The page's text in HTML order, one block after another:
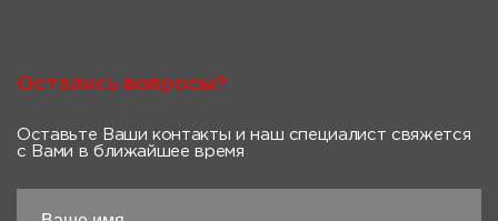
Остались вопросы?
Оставьте Ваши контакты и наш специалист свяжется
с Вами в ближайшее время